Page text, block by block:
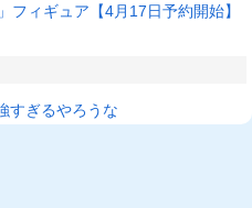
フィギュア【4月17日予約開始】
すぎるやろうな